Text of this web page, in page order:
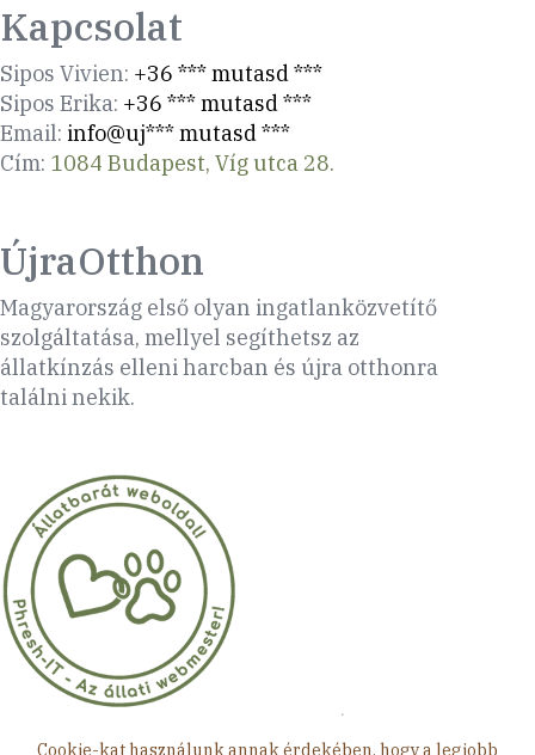
Cookie-kat használunk annak érdekében, hogy a legjobb
Kapcsolat
Sipos Vivien: +36 *** mutasd ***
Sipos Erika: +36 *** mutasd ***
Email: info@uj*** mutasd ***
Cím: 1084 Budapest, Víg utca 28.
ÚjraOtthon
Magyarország első olyan ingatlanközvetítő
szolgáltatása, mellyel segíthetsz az
állatkínzás elleni harcban és újra otthonra
találni nekik.